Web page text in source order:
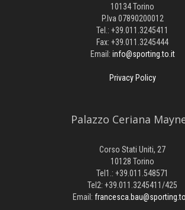
10134 Torino
P.Iva 07890200012
Tel.: +39.011.3245411
Fax: +39.011.3245444
Email: info@sporting.to.it
Privacy Policy
Palazzo Ceriana
Corso Stati Uniti, 27
10128 Torino
Tel1.: +39.011.548571
Tel2: +39.011.3245411/425
Email: